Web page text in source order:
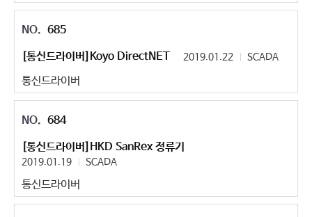
685
[통신드라이버]Koyo DirectNET
2019.01.22 SCADA
통신드라이버
684
[통신드라이버]HKD SanRex 정류기
2019.01.19 SCADA
통신드라이버